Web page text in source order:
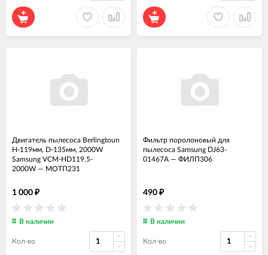
Двигатель пылесоса Berlingtoun
H-119мм, D-135мм, 2000W
Samsung VCM-HD119.5-
2000W — МОТП231
1 000 ₽
В наличии
Кол-во
Фильтр поролоновый для
пылесоса Samsung DJ63-
01467A — ФИЛП306
490 ₽
В наличии
Кол-во